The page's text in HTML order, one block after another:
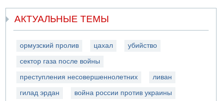
АКТУАЛЬНЫЕ ТЕМЫ
ормузский пролив цахал убийство
сектор газа после войны
преступления несовершеннолетних ливан
гилад эрдан война россии против украины